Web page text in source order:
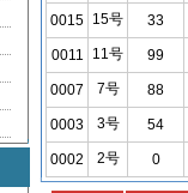
0015 15号 33
0011 11号 99
0007 7号 88
0003 3号 54
0002 2号 0